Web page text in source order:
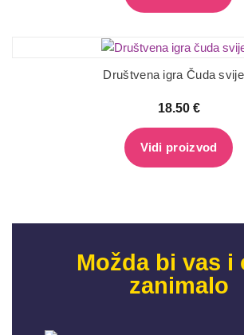
Društvena igra Čuda
18.50 €
Vidi proizvod
Možda bi vas i
zanimalo